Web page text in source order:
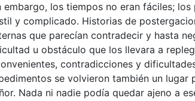
embargo, los tiempos no eran fáciles;
y complicado. Historias de
que parecían contradecir y hasta
u obstáculo que los llevara a
contradicciones y
se volvieron también un
Nada ni nadie podía quedar ajeno a